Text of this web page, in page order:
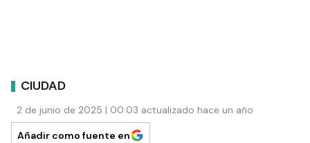
CIUDAD
2 de junio de 2025 | 00:03 actualizado hace un año
Añadir como fuente en